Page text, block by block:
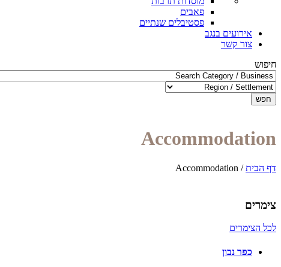
פאבים
פסטיבלים שנתיים
אירועים בנגב
צור קשר
חיפוש
חפש
Accommodation
דף הבית/
Accommodation
צימרים
לכל הצימרים
כפר נבון